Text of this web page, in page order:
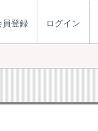
員登録 ログイン